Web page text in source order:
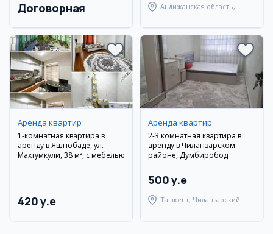
Договорная
Андижанская область,
Аренда квартир
1-комнатная квартира в
аренду в Яшнобаде, ул.
Махтумкули, 38 м², с мебелью
420 y.e
Аренда квартир
2-3 комнатная квартира в
аренду в Чиланзарском
районе, Думбиробод
500 y.e
Ташкент, Чиланзарский